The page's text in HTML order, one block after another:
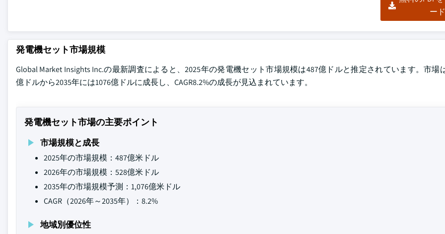
ード
発電機セット市場規模
Global Market Insights Inc.の最新調査によると、2025年の発電機セット市場規模は487億ドルと推定されています。市場
億ドルから2035年には1076億ドルに成長し、CAGR8.2%の成長が見込まれています。
発電機セット市場の主要ポイント
市場規模と成長
2025年の市場規模：487億米ドル
2026年の市場規模：528億米ドル
2035年の市場規模予測：1,076億米ドル
CAGR（2026年～2035年）：8.2%
地域別優位性